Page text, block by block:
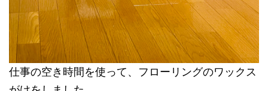
仕事の空き時間を使って、フローリングのワックス